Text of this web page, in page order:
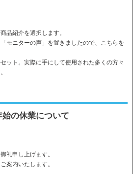
品紹介を選択します。
モニターの声」を置きましたので、こちらを
ット。実際に手にして使用された多くの方々
始の休業について
礼申し上げます。
案内いたします。